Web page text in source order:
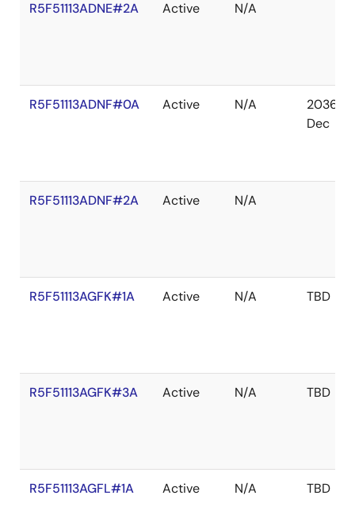
R5F51113ADNE#2A Active N/A
R5F51113ADNF#0A Active N/A
2036
Dec
R5F51113ADNF#2A Active N/A
R5F51113AGFK#1A Active N/A TBD
R5F51113AGFK#3A Active N/A TBD
R5F51113AGFL#1A Active N/A TBD